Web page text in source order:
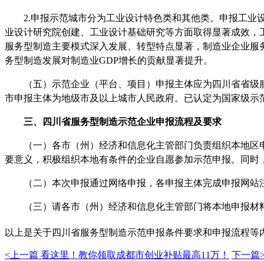
2.申报示范城市分为工业设计特色类和其他类。申报工
业设计研究院创建、工业设计基础研究等方面取得显著成效
服务型制造主要模式深入发展、转型特点显著，制造业企业
务型制造发展对制造业GDP增长的贡献显著提升。
（五）示范企业（平台、项目）申报主体应为四川省省级
市申报主体为地级市及以上城市人民政府。已认定为国家级
三、 四川省服务型制造示范企业申报流程及要求
（一）各市（州）经济和信息化主管部门负责组织本地区
要意义，积极组织本地有条件的企业自愿参加示范申报。同
（二）本次申报通过网络申报，各申报主体完成申报网站
（三）请各市（州）经济和信息化主管部门将本地申报材
以上是关于四川省服务型制造示范申报条件要求和申报流程等
<上一篇 看这里！教你领取成都市创业补贴最高11万！
下一篇